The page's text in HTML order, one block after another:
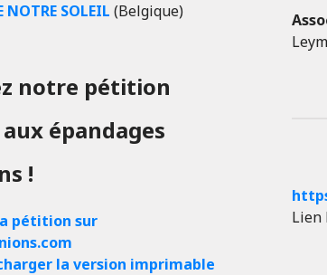
NOTRE SOLEIL (Belgique)
notre pétition
aux épandages
!
pétition sur
la version imprimable
Lien